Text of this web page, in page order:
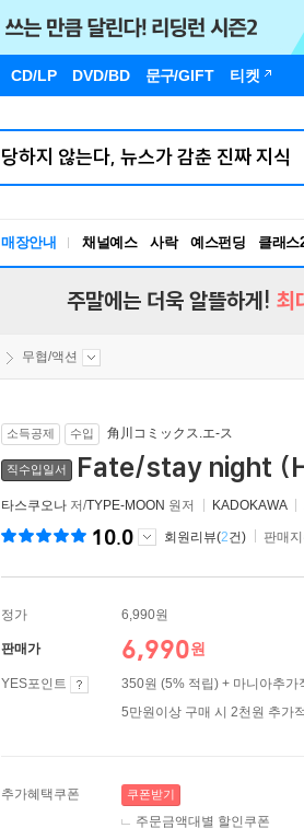
CD/LP DVD/BD 문구/GIFT 티켓
매장안내 채널예스 사락 예스펀딩 클래스
주말에는 더욱 알뜰하게! 최
무협/액션
소득공제 수입 角川コミックス.エ-ス
직수입일서 Fate/stay night
타스쿠오나 저/TYPE-MOON 원저 KADOKAWA
10.0 회원리뷰(2건) 판매
정가 6,990원
판매가 6,990원
YES포인트
350원 (5% 적립) + 마니아추가
5만원이상 구매 시 2천원 추가
추가혜택쿠폰 쿠폰받기
주문금액대별 할인쿠폰